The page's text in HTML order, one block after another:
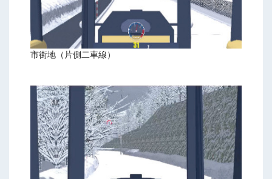
市街地（片側二車線）